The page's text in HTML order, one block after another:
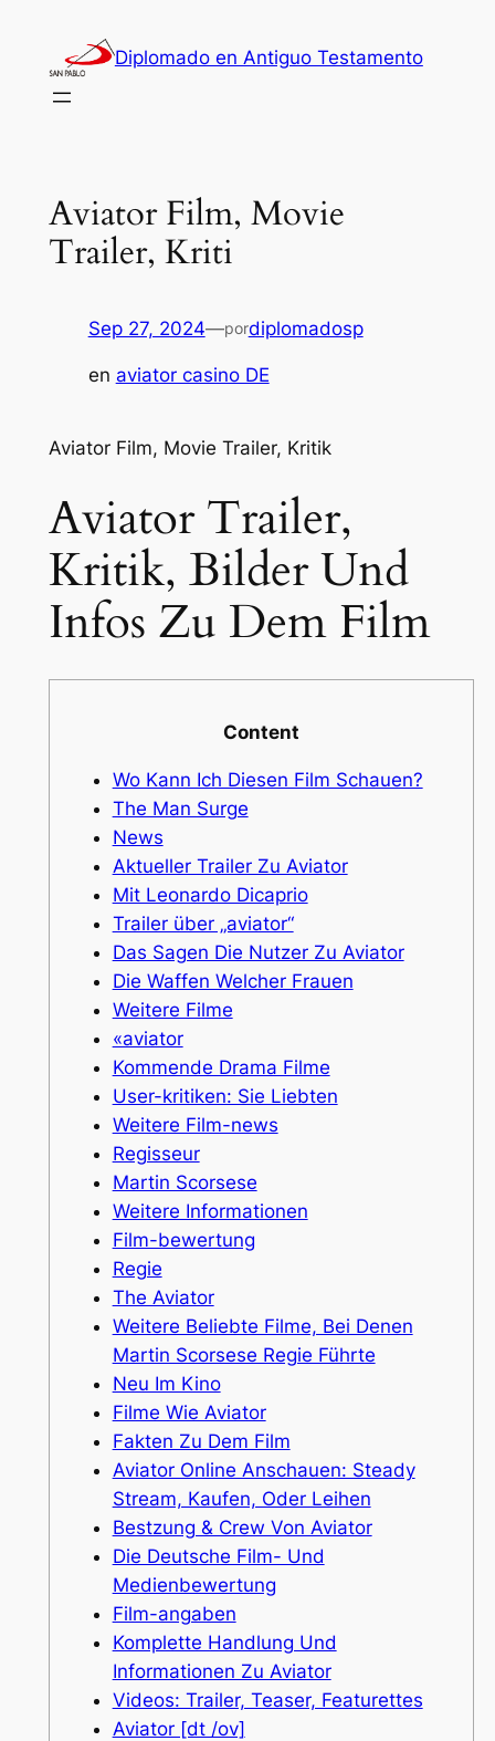
contenido
Diplomado en Antiguo Testamento
Aviator Film, Movie
Trailer, Kriti
Sep 27, 2024—pordiplomadosp
en aviator casino DE
Aviator Film, Movie Trailer, Kritik
Aviator Trailer,
Kritik, Bilder Und
Infos Zu Dem Film
Content
Wo Kann Ich Diesen Film Schauen?
The Man Surge
News
Aktueller Trailer Zu Aviator
Mit Leonardo Dicaprio
Trailer über „aviator“
Das Sagen Die Nutzer Zu Aviator
Die Waffen Welcher Frauen
Weitere Filme
«aviator
Kommende Drama Filme
User-kritiken: Sie Liebten
Weitere Film-news
Regisseur
Martin Scorsese
Weitere Informationen
Film-bewertung
Regie
The Aviator
Weitere Beliebte Filme, Bei Denen
Martin Scorsese Regie Führte
Neu Im Kino
Filme Wie Aviator
Fakten Zu Dem Film
Aviator Online Anschauen: Steady
Stream, Kaufen, Oder Leihen
Bestzung & Crew Von Aviator
Die Deutsche Film- Und
Medienbewertung
Film-angaben
Komplette Handlung Und
Informationen Zu Aviator
Videos: Trailer, Teaser, Featurettes
Aviator [dt /ov]